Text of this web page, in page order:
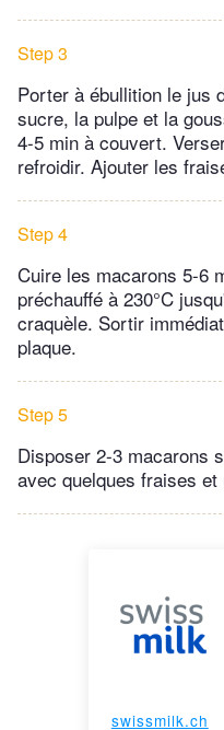
Step 3
Porter à ébullition le jus
sucre, la pulpe et la
4-5 min à couvert.
refroidir. Ajouter les
Step 4
Cuire les macarons 5-6
préchauffé à 230°C
craquèle. Sortir
plaque.
Step 5
Disposer 2-3 macarons
avec quelques fraises et
swissmilk.ch